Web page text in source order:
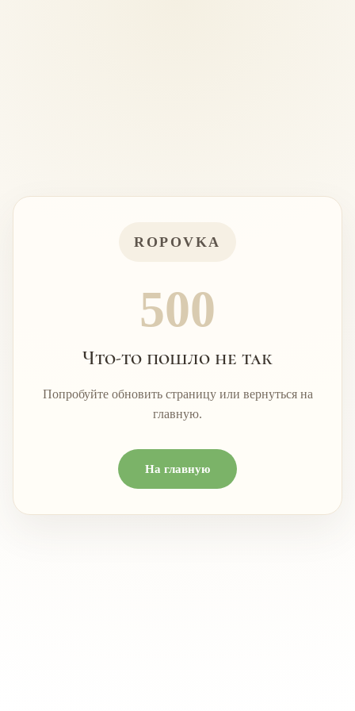
ROPOVKA
500
Что-то пошло не так
Попробуйте обновить страницу или вернуться на
главную.
На главную